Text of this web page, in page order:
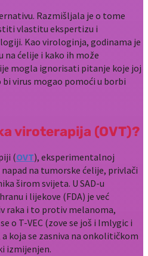
Razmišljala je o tome
vlastitu ekspertizu i
Kao virologinja, godinama je
na ćelije i kako ih može
mogla ignorisati pitanje koje joj
virus mogao pomoći u borbi
viroterapija (OVT)?
(OVT), eksperimentalnoj
na tumorske ćelije, privlači
širom svijeta. U SAD-u
i lijekove (FDA) je već
raka i to protiv melanoma,
o T-VEC (zove se još i Imlygic i
koja se zasniva na onkolitičkom
izmijenjen.